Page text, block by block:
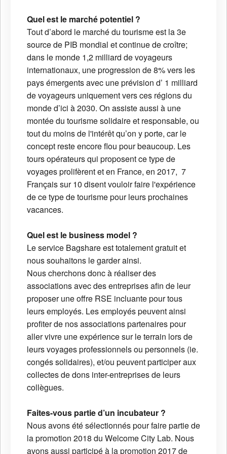
Quel est le marché potentiel ?
Tout d’abord le marché du tourisme est la 3e
source de PIB mondial et continue de croître;
dans le monde 1,2 milliard de voyageurs
internationaux, une progression de 8% vers les
pays émergents avec une prévision d’ 1 milliard
de voyageurs uniquement vers ces régions du
monde d’ici à 2030. On assiste aussi à une
montée du tourisme solidaire et responsable, ou
tout du moins de l'intérêt qu’on y porte, car le
concept reste encore flou pour beaucoup. Les
tours opérateurs qui proposent ce type de
voyages prolifèrent et en France, en 2017, 7
Français sur 10 disent vouloir faire l'expérience
de ce type de tourisme pour leurs prochaines
vacances.
Quel est le business model ?
Le service Bagshare est totalement gratuit et
nous souhaitons le garder ainsi.
Nous cherchons donc à réaliser des
associations avec des entreprises afin de leur
proposer une offre RSE incluante pour tous
leurs employés. Les employés peuvent ainsi
profiter de nos associations partenaires pour
aller vivre une expérience sur le terrain lors de
leurs voyages professionnels ou personnels (ie.
congés solidaires), et/ou peuvent participer aux
collectes de dons inter-entreprises de leurs
collègues.
Faites-vous partie d’un incubateur ?
Nous avons été sélectionnés pour faire partie de
la promotion 2018 du Welcome City Lab. Nous
avons aussi participé à la promotion 2017 de